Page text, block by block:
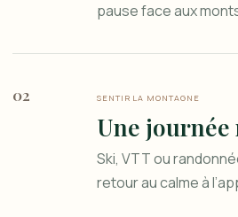
pause face aux
02 SENTIR LA MONTAGNE
Une
Ski, VTT ou
retour au calme à